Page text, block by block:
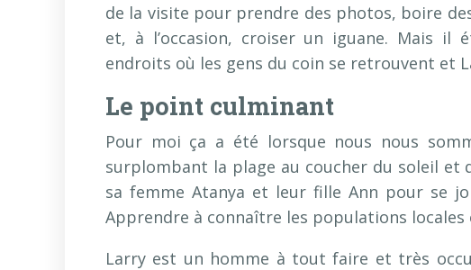
de la visite pour prendre des photos, boire
et, à l’occasion, croiser un iguane. Mais
endroits où les gens du coin se retrouvent et
Le point culminant
Pour moi ça a été lorsque nous nous
surplombant la plage au coucher du soleil et
sa femme Atanya et leur fille Ann pour se
Apprendre à connaître les populations locales
Larry est un homme à tout faire et très